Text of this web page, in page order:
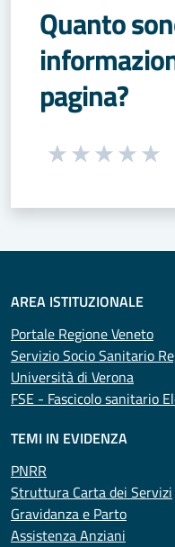
Quanto
pagina?
Seleziona una
AREA ISTITUZIONALE
Portale Regione Veneto
Servizio Socio Sanitario
Università di Verona
FSE - Fascicolo sanitario
TEMI IN EVIDENZA
PNRR
Struttura Carta dei Servizi
Gravidanza e Parto
Assistenza Anziani